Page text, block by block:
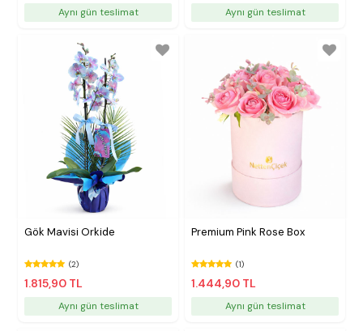
Aynı gün teslimat Aynı gün teslimat
Gök Mavisi Orkide
(2)
1.815,90 TL
Aynı gün teslimat
Premium Pink Rose Box
(1)
1.444,90 TL
Aynı gün teslimat